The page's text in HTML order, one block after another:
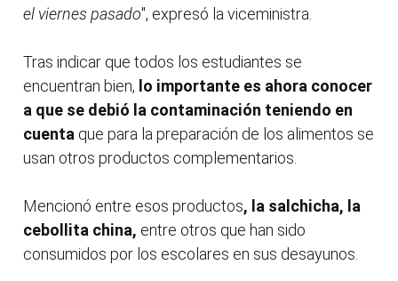
el viernes pasado", expresó la viceministra.
Tras indicar que todos los estudiantes se
encuentran bien, lo importante es ahora conocer
a que se debió la contaminación teniendo en
cuenta que para la preparación de los alimentos se
usan otros productos complementarios.
Mencionó entre esos productos, la salchicha, la
cebollita china, entre otros que han sido
consumidos por los escolares en sus desayunos.